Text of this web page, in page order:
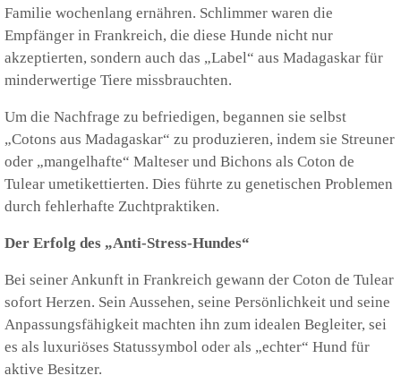
Familie wochenlang ernähren. Schlimmer waren die
Empfänger in Frankreich, die diese Hunde nicht nur
akzeptierten, sondern auch das „Label“ aus Madagaskar für
minderwertige Tiere missbrauchten.
Um die Nachfrage zu befriedigen, begannen sie selbst
„Cotons aus Madagaskar“ zu produzieren, indem sie Streuner
oder „mangelhafte“ Malteser und Bichons als Coton de
Tulear umetikettierten. Dies führte zu genetischen Problemen
durch fehlerhafte Zuchtpraktiken.
Der Erfolg des „Anti-Stress-Hundes“
Bei seiner Ankunft in Frankreich gewann der Coton de Tulear
sofort Herzen. Sein Aussehen, seine Persönlichkeit und seine
Anpassungsfähigkeit machten ihn zum idealen Begleiter, sei
es als luxuriöses Statussymbol oder als „echter“ Hund für
aktive Besitzer.